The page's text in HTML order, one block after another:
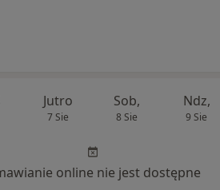
Jutro
7 Sie
Sob,
8 Sie
Ndz,
9 Sie
online nie jest dostępne